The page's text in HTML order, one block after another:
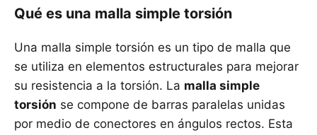
Qué es una malla simple torsión
Una malla simple torsión es un tipo de malla que
se utiliza en elementos estructurales para mejorar
su resistencia a la torsión. La malla simple
torsión se compone de barras paralelas unidas
por medio de conectores en ángulos rectos. Esta